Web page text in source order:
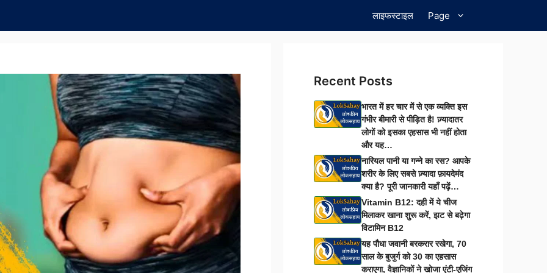
लाइफस्टाइल Page
Recent Posts
भारत में हर चार में से एक व्यक्ति इस
गंभीर बीमारी से पीड़ित है! ज़्यादातर
लोगों को इसका एहसास भी नहीं होता
और यह…
नारियल पानी या गन्ने का रस? आपके
शरीर के लिए सबसे ज़्यादा फ़ायदेमंद
क्या है? पूरी जानकारी यहाँ पढ़ें…
Vitamin B12: दही में ये चीज
मिलाकर खाना शुरू करें, झट से बढ़ेगा
विटामिन B12
यह पौधा जवानी बरकरार रखेगा, 70
साल के बुजुर्ग को 30 का एहसास
कराएगा, वैज्ञानिकों ने खोजा एंटी-एजिंग